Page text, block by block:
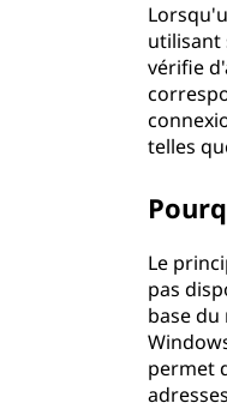
utilisant
vérifie
telles
Le
pas
base
permet